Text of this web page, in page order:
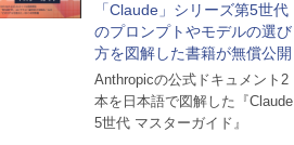
「Claude」シリーズ第5世代
のプロンプトやモデルの選び
方を図解した書籍が無償公開
Anthropicの公式ドキュメント2
本を日本語で図解した『Claude
5世代 マスターガイド』